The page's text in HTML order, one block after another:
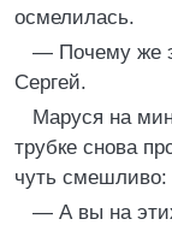
осмелилась.
— Почему же
Сергей.
Маруся на
трубке снова
чуть смешливо:
— А вы на